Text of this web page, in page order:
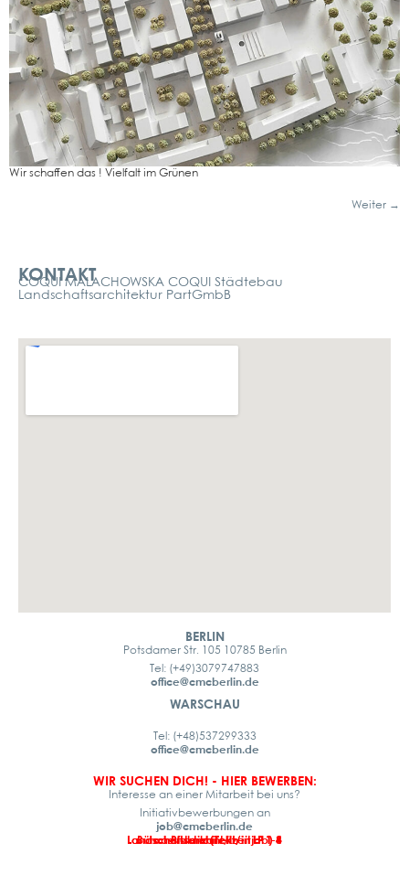
Wir schaf­fen das ! Viel­falt im Grü­nen
Weiter →
KONTAKT
COQUI MALACHOWSKA COQUI Städtebau
Landschaftsarchitektur PartGmbB
BERLIN
Potsdamer Str. 105 10785 Berlin
Tel: (+49)3079747883
office@cmcberlin.de
WARSCHAU
Tel: (+48)537299333
office@cmcberlin.de
WIR SUCHEN DICH! - HIER BEWERBEN:
Interesse an einer Mitarbeit bei uns?
Initiativbewerbungen an
job@cmcberlin.de
Büroassistenz (Teilzeitjob)
Landschaftsarchitekt/in LP 1-4
Landschaftsarchitekt/in LP 1-8
Praktikant/in